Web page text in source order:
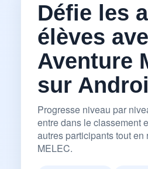
Défie les
élèves
Aventure
sur
Progresse niveau par
entre dans le classement
autres participants tout en
MELEC.